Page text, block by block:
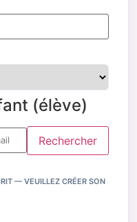
(élève)
Rechercher
— VEUILLEZ CRÉER SON